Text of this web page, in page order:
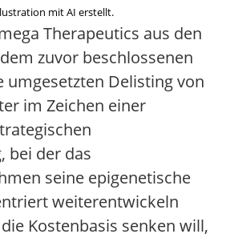
mit AI erstellt.
Therapeutics aus den
zuvor beschlossenen
Delisting von
im Zeichen einer
bei der das
seine epigenetische
weiterentwickeln
Kostenbasis senken will,